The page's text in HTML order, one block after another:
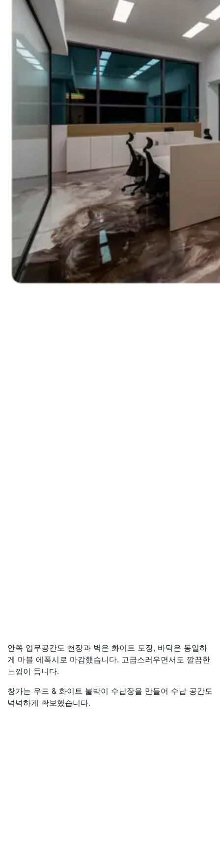
안쪽 업무공간도 천장과 벽은 화이트 도장, 바닥은 동일하
게 마블 에폭시로 마감했습니다. 고급스러우면서도 깔끔한
느낌이 듭니다.
창가는 우드 & 화이트 붙박이 수납장을 만들어 수납 공간도
넉넉하게 확보했습니다.